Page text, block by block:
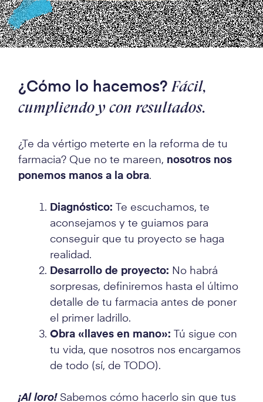
¿Cómo lo hacemos? Fácil,
cumpliendo y con resultados.
¿Te da vértigo meterte en la reforma de tu
farmacia? Que no te mareen, nosotros nos
ponemos manos a la obra.
Diagnóstico: Te escuchamos, te
aconsejamos y te guiamos para
conseguir que tu proyecto se haga
realidad.
Desarrollo de proyecto: No habrá
sorpresas, definiremos hasta el último
detalle de tu farmacia antes de poner
el primer ladrillo.
Obra «llaves en mano»: Tú sigue con
tu vida, que nosotros nos encargamos
de todo (sí, de TODO).
¡Al loro!Sabemos cómo hacerlo sin que tus